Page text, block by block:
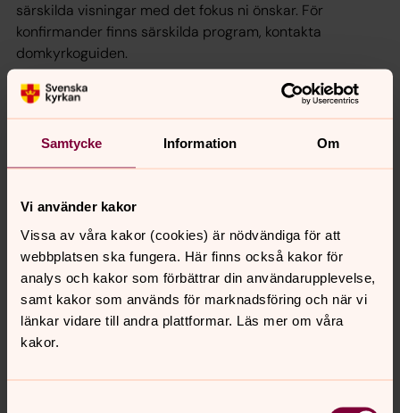
Samtycke Information Om
Vi använder kakor
Vissa av våra kakor (cookies) är nödvändiga för att
webbplatsen ska fungera. Här finns också kakor för
analys och kakor som förbättrar din användarupplevelse,
samt kakor som används för marknadsföring och när vi
länkar vidare till andra plattformar. Läs mer om våra
kakor.
särskilda visningar med det fokus ni önskar. För
konfirmander finns särskilda program, kontakta
domkyrkoguiden.
Lunds domkyrkoförsamling samarbetar med Sensus